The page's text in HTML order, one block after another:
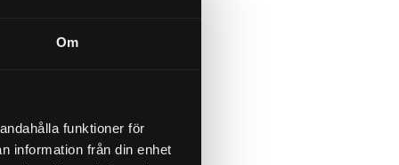
Om
funktioner för
information från din enhet